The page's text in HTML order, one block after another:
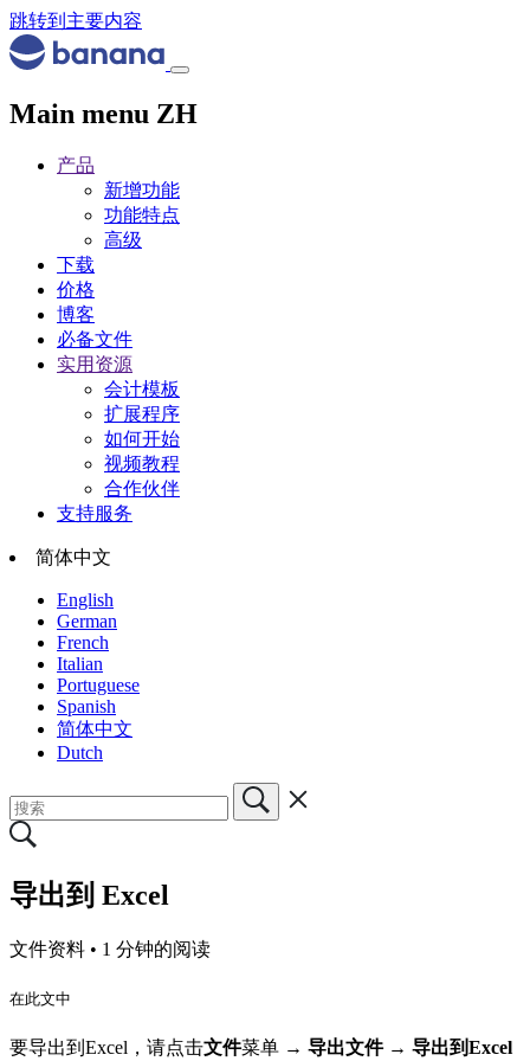
跳转到主要内容
Main menu ZH
产品
新增功能
功能特点
高级
下载
价格
博客
必备文件
实用资源
会计模板
扩展程序
如何开始
视频教程
合作伙伴
支持服务
简体中文
English
German
French
Italian
Portuguese
Spanish
简体中文
Dutch
导出到 Excel
文件资料 • 1 分钟的阅读
在此文中
要导出到Excel，请点击文件菜单 → 导出文件→ 导出到Excel